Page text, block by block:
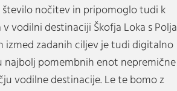
nočitev in pripomoglo tudi k
vodilni destinaciji Škofja Loka s
izmed zadanih ciljev je tudi digitalno
najbolj pomembnih enot nepremične
vodilne destinacije. Le te bomo z